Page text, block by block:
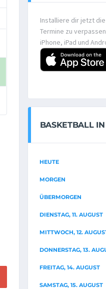
Installiere dir jetzt
Termine zu
iPhone, iPad und
BASKETBALL
HEUTE
MORGEN
ÜBERMORGEN
DIENSTAG, 11. AUGUST
MITTWOCH, 12.
DONNERSTAG, 13.
FREITAG, 14. AUGUST
SAMSTAG, 15. AUGUST